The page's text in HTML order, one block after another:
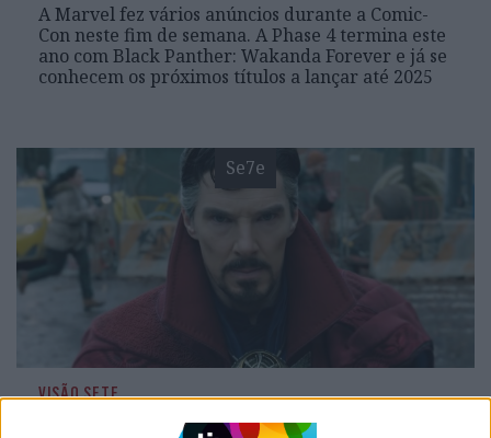
A Marvel fez vários anúncios durante a Comic-
Con neste fim de semana. A Phase 4 termina este
ano com Black Panther: Wakanda Forever e já se
conhecem os próximos títulos a lançar até 2025
Se7e
VISÃO SETE
"Dr. Estranho no Multiverso da